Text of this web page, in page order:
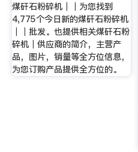
煤矸石粉碎机｜｜为您找到
4,775个今日新的煤矸石粉碎机
｜｜批发。也提供相关煤矸石粉
碎机｜供应商的简介，主营产
品，图片，销量等全方位信息，
为您订购产品提供全方位的。